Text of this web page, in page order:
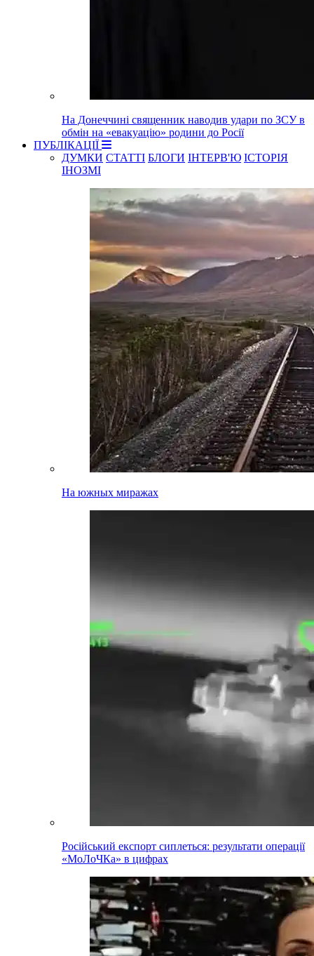
На Донеччині священник наводив удари по ЗСУ в
обмін на «евакуацію» родини до Росії
ПУБЛІКАЦІЇ
ДУМКИ СТАТТІ БЛОГИ ІНТЕРВ'Ю ІСТОРІЯ
ІНОЗМІ
На южных миражах
Російський експорт сиплеться: результати операції
«МоЛоЧКа» в цифрах